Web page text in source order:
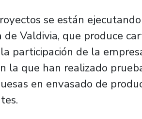
se están
Valdivia, que produce
participación de la
la que han realizado
en envasado de